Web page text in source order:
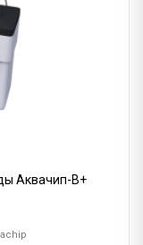
Аквачип-B+